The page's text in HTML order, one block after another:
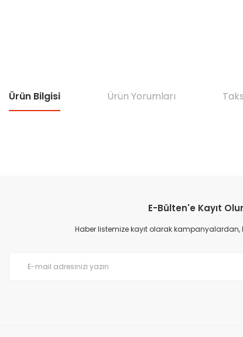
Ürün Bilgisi Ürün Yorumları
Ürün resmi kalitesiz, bozuk veya görüntülenemiyor.
Ürün açıklamasında eksik bilgiler bulunuyor.
E-Bülten'e Kayıt
Haber listemize kayıt olarak